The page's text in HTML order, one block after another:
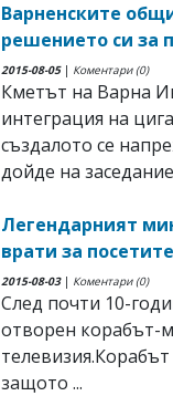
Варненските
решението си за
2015-08-05| Коментари (0)
Кметът на Варна
интеграция на
създалото се
дойде на
Легендарният
врати за
2015-08-03| Коментари (0)
След почти 10-
отворен корабът-
защото ...